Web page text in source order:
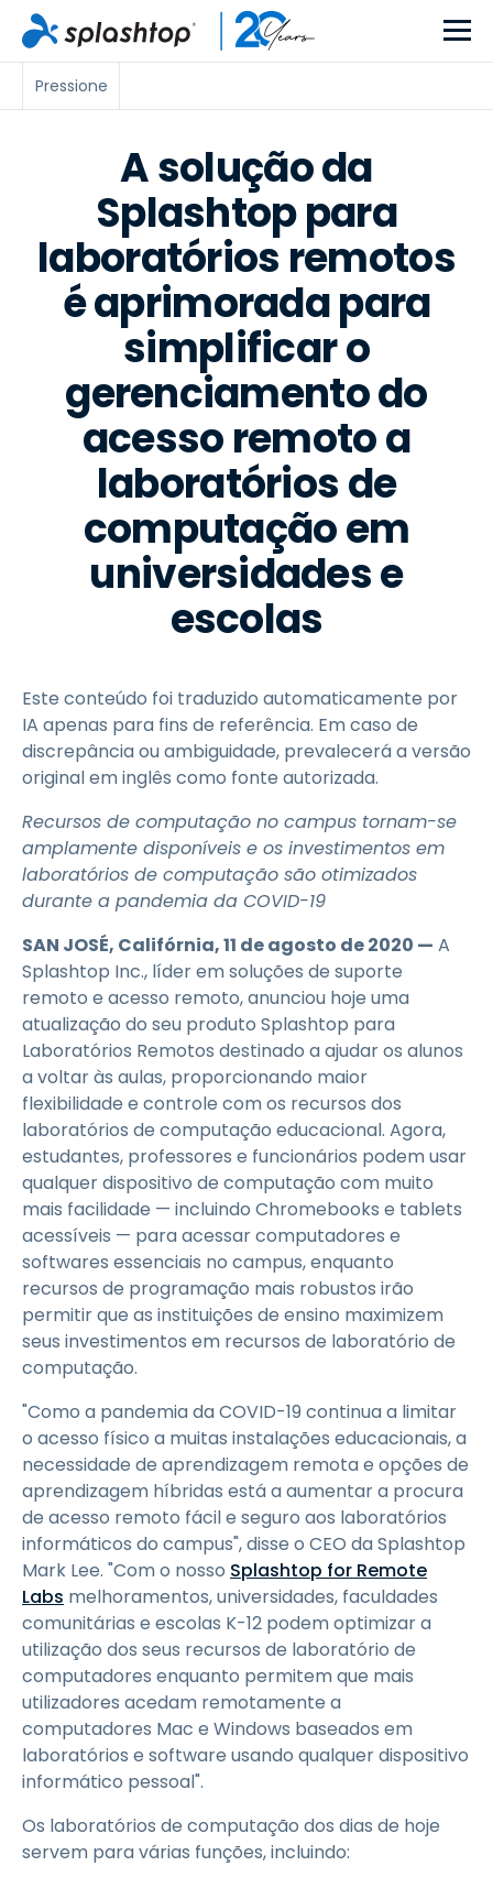
Pressione
A solução da
Splashtop para
laboratórios remotos
é aprimorada para
simplificar o
gerenciamento do
acesso remoto a
laboratórios de
computação em
universidades e
escolas
Este conteúdo foi traduzido automaticamente por
IA apenas para fins de referência. Em caso de
discrepância ou ambiguidade, prevalecerá a versão
original em inglês como fonte autorizada.
Recursos de computação no campus tornam-se
amplamente disponíveis e os investimentos em
laboratórios de computação são otimizados
durante a pandemia da COVID-19
SAN JOSÉ, Califórnia, 11 de agosto de 2020 — A
Splashtop Inc., líder em soluções de suporte
remoto e acesso remoto, anunciou hoje uma
atualização do seu produto Splashtop para
Laboratórios Remotos destinado a ajudar os alunos
a voltar às aulas, proporcionando maior
flexibilidade e controle com os recursos dos
laboratórios de computação educacional. Agora,
estudantes, professores e funcionários podem usar
qualquer dispositivo de computação com muito
mais facilidade — incluindo Chromebooks e tablets
acessíveis — para acessar computadores e
softwares essenciais no campus, enquanto
recursos de programação mais robustos irão
permitir que as instituições de ensino maximizem
seus investimentos em recursos de laboratório de
computação.
"Como a pandemia da COVID-19 continua a limitar
o acesso físico a muitas instalações educacionais, a
necessidade de aprendizagem remota e opções de
aprendizagem híbridas está a aumentar a procura
de acesso remoto fácil e seguro aos laboratórios
informáticos do campus", disse o CEO da Splashtop
Mark Lee. "Com o nosso Splashtop for Remote
Labs melhoramentos, universidades, faculdades
comunitárias e escolas K-12 podem optimizar a
utilização dos seus recursos de laboratório de
computadores enquanto permitem que mais
utilizadores acedam remotamente a
computadores Mac e Windows baseados em
laboratórios e software usando qualquer dispositivo
informático pessoal".
Os laboratórios de computação dos dias de hoje
servem para várias funções, incluindo: